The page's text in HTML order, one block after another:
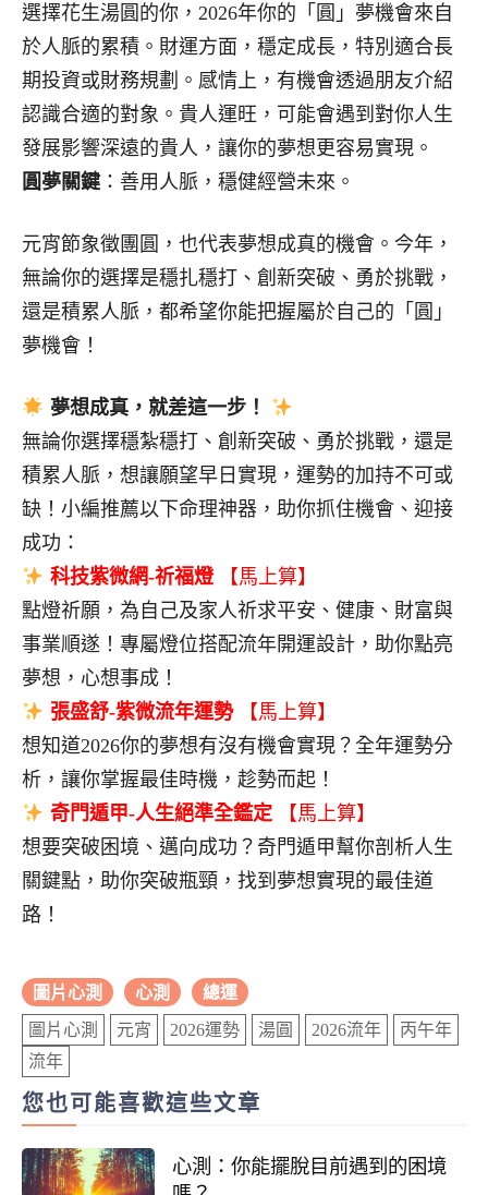
選擇花生湯圓的你，2026年你的「圓」夢機會來自
於人脈的累積。財運方面，穩定成長，特別適合長
期投資或財務規劃。感情上，有機會透過朋友介紹
認識合適的對象。貴人運旺，可能會遇到對你人生
發展影響深遠的貴人，讓你的夢想更容易實現。
圓夢關鍵：善用人脈，穩健經營未來。
元宵節象徵團圓，也代表夢想成真的機會。今年，
無論你的選擇是穩扎穩打、創新突破、勇於挑戰，
還是積累人脈，都希望你能把握屬於自己的「圓」
夢機會！
夢想成真，就差這一步！
無論你選擇穩紮穩打、創新突破、勇於挑戰，還是
積累人脈，想讓願望早日實現，運勢的加持不可或
缺！小編推薦以下命理神器，助你抓住機會、迎接
成功：
科技紫微網-祈福燈【馬上算】
點燈祈願，為自己及家人祈求平安、健康、財富與
事業順遂！專屬燈位搭配流年開運設計，助你點亮
夢想，心想事成！
張盛舒-紫微流年運勢【馬上算】
想知道2026你的夢想有沒有機會實現？全年運勢分
析，讓你掌握最佳時機，趁勢而起！
奇門遁甲-人生絕準全鑑定【馬上算】
想要突破困境、邁向成功？奇門遁甲幫你剖析人生
關鍵點，助你突破瓶頸，找到夢想實現的最佳道
路！
圖片心測 心測 總運
圖片心測 元宵 2026運勢 湯圓 2026流年
丙午年
流年
您也可能喜歡這些文章
心測：你能擺脫目前遇到的困境